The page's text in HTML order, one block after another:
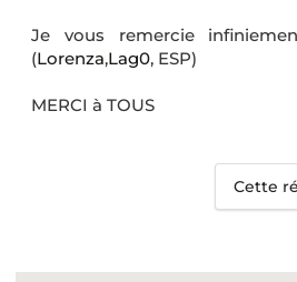
Je vous remercie
(Lorenza,Lag0, ESP)
MERCI à TOUS
Cette